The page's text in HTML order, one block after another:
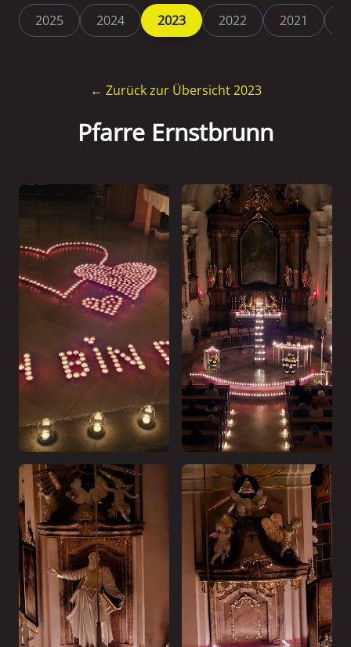
2025 2024 2023 2022 2021
← Zurück zur Übersicht 2023
Pfarre Ernstbrunn